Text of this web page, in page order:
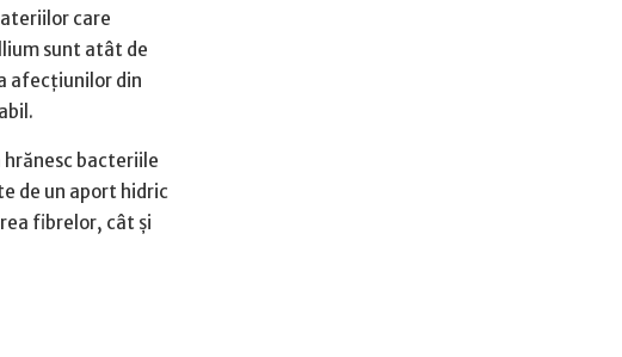
care
sunt atât de
afecţiunilor din
bacteriile
de un aport hidric
fibrelor, cât şi